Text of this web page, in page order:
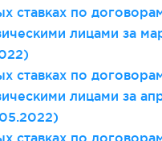
ставках по
лицами за
ставках по
лицами за
ставках по